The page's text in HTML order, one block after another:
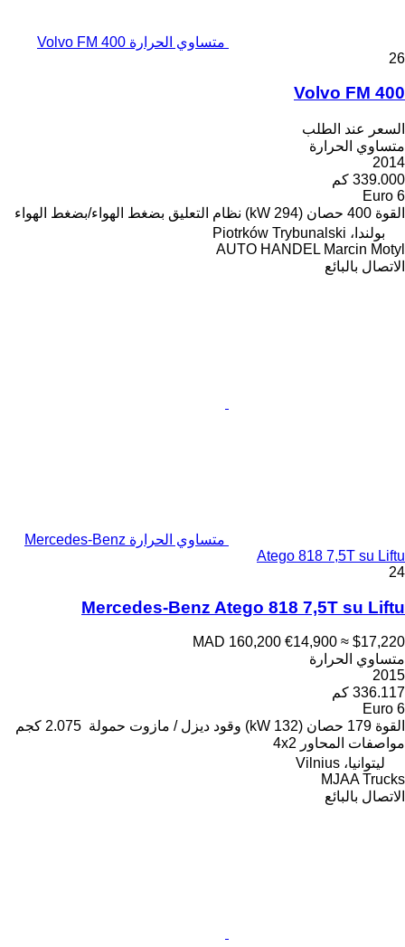
متساوي الحرارة Volvo FM 400
26
Volvo FM 400
السعر عند الطلب
متساوي الحرارة
2014
339.000 كم
Euro 6
القوة 400 حصان (294 kW) نظام التعليق بضغط الهواء/بضغط الهواء
بولندا، Piotrków Trybunalski
AUTO HANDEL Marcin Motyl
الاتصال بالبائع
متساوي الحرارة Mercedes-Benz
Atego 818 7,5T su Liftu
24
Mercedes-Benz Atego 818 7,5T su Liftu
MAD 160,200 €14,900 ≈ $17,220
متساوي الحرارة
2015
336.117 كم
Euro 6
القوة 179 حصان (132 kW) وقود ديزل / مازوت حمولة 2.075 كجم
مواصفات المحاور 4x2
ليتوانيا، Vilnius
MJAA Trucks
الاتصال بالبائع